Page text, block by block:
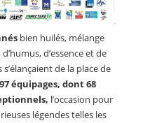
bien huilés, mélange
d’essence et de
de la place de
équipages, dont 68
l’occasion pour
légendes telles les